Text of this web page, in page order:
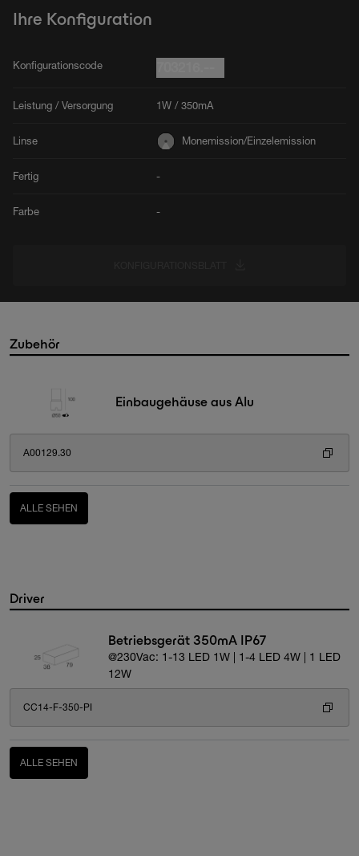
Ihre Konfiguration
Konfigurationscode
Leistung / Versorgung 1W / 350mA
Linse Monemission/Einzelemission
Fertig -
Farbe -
Zubehör
Einbaugehäuse aus Alu
A00129.30
ALLE SEHEN
Driver
Betriebsgerät 350mA IP67
@230Vac: 1-13 LED 1W | 1-4 LED 4W | 1 LED
12W
CC14-F-350-PI
ALLE SEHEN